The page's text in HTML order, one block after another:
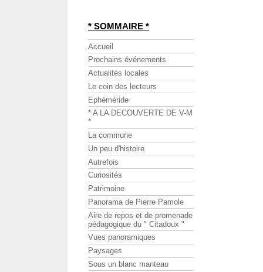
* SOMMAIRE *
Accueil
Prochains événements
Actualités locales
Le coin des lecteurs
Ephéméride
* A LA DECOUVERTE DE V-M
*
La commune
Un peu d'histoire
Autrefois
Curiosités
Patrimoine
Panorama de Pierre Pamole
Aire de repos et de promenade
pédagogique du " Citadoux "
Vues panoramiques
Paysages
Sous un blanc manteau